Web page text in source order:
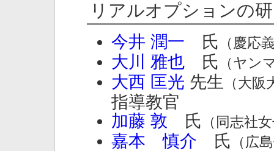
リアルオプションの
今井 潤一 氏 （慶応
大川 雅也 氏 （ヤン
大西 匡光 先生 （大
指導教官
加藤 敦 氏 （同志社
嘉本 慎介 氏 （広